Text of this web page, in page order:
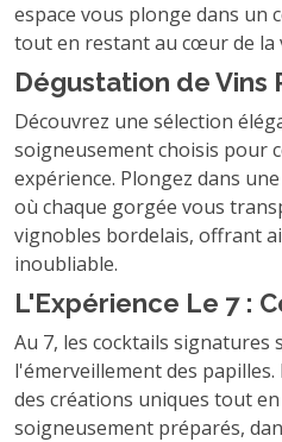
espace vous plonge dans un
tout en restant au cœur de la
Dégustation de Vins
Découvrez une sélection
soigneusement choisis pour
expérience. Plongez dans
où chaque gorgée vous
vignobles bordelais, offrant
inoubliable.
L'Expérience Le 7 :
Au 7, les cocktails
l'émerveillement des
des créations uniques tout
soigneusement préparés,